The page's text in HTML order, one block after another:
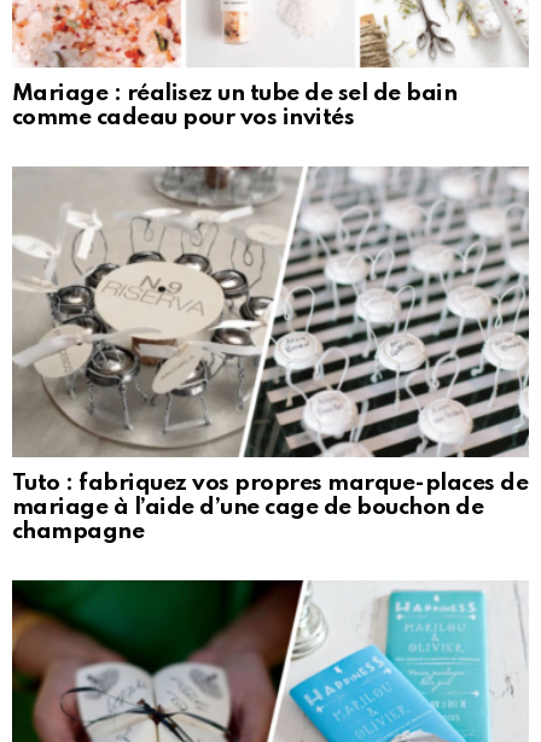
Mariage : réalisez un tube de sel de bain
comme cadeau pour vos invités
Tuto : fabriquez vos propres marque-places de
mariage à l’aide d’une cage de bouchon de
champagne